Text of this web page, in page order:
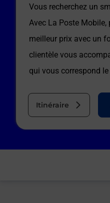
Vous recherchez un
Avec La Poste Mobile,
meilleur prix avec un
clientèle vous
qui vous correspond
Itinéraire